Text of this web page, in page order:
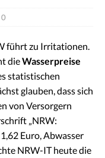
0
führt zu Irritationen.
dieWasserpreise
statistischen
glauben, dass sich
von Versorgern
„NRW:
Euro, Abwasser
NRW-IT heute die